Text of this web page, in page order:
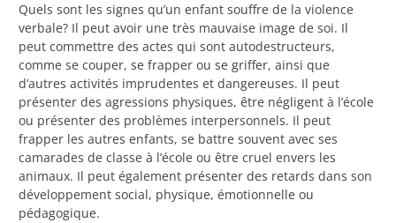
Quels sont les signes qu’un enfant souffre de la violence
verbale? Il peut avoir une très mauvaise image de soi. Il
peut commettre des actes qui sont autodestructeurs,
comme se couper, se frapper ou se griffer, ainsi que
d’autres activités imprudentes et dangereuses. Il peut
présenter des agressions physiques, être négligent à l’école
ou présenter des problèmes interpersonnels. Il peut
frapper les autres enfants, se battre souvent avec ses
camarades de classe à l’école ou être cruel envers les
animaux. Il peut également présenter des retards dans son
développement social, physique, émotionnelle ou
pédagogique.